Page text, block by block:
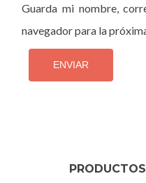
Guarda mi nombre,
navegador para la